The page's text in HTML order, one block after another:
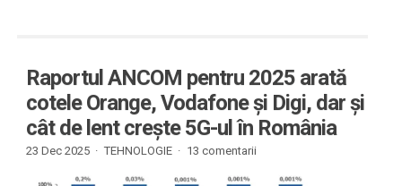
Raportul ANCOM pentru 2025 arată
cotele Orange, Vodafone și Digi, dar și
cât de lent crește 5G-ul în România
23 Dec 2025 · TEHNOLOGIE · 13 comentarii